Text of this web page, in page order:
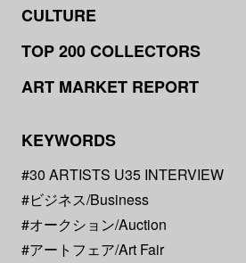
CULTURE
TOP 200 COLLECTORS
ART MARKET REPORT
KEYWORDS
#30 ARTISTS U35 INTERVIEW
#ビジネス/Business
#オークション/Auction
#アートフェア/Art Fair